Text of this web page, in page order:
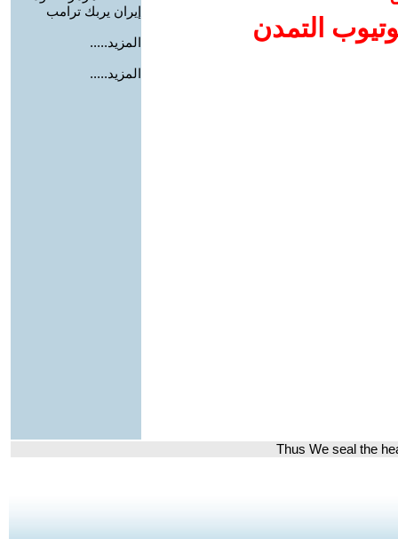
التمدن
إيران يربك ترامب
المزيد.....
المزيد.....